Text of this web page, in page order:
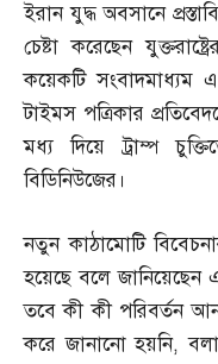
ইরান যুদ্ধ অবসানে
চেষ্টা করেছেন
কয়েকটি সংবাদমাধ্যম
টাইমস পত্রিকার
মধ্য দিয়ে ট্রাম্প
বিডিনিউজের।
নতুন কাঠামোটি
হয়েছে বলে জানিয়েছেন
তবে কী কী পরিবর্তন
করে জানানো হয়নি,